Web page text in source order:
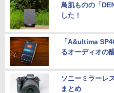
鳥肌ものの「
した！
「A&ultima
るオーディオの
ソニーミラーレ
まとめ